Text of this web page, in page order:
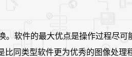
。软件的最大优点是操作过程尽
同类型软件更为优秀的图像处理